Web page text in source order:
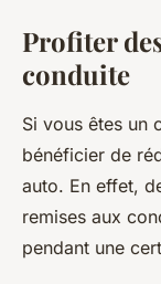
Profiter
conduite
Si vous êtes un
bénéficier de
auto. En effet,
remises aux
pendant une